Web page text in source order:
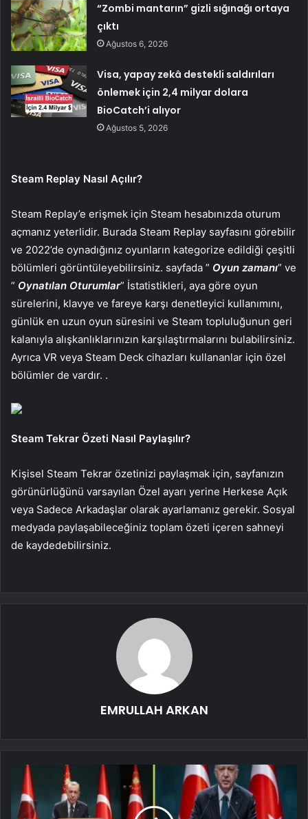
“Zombi mantarın” gizli sığınağı ortaya
çıktı
Ağustos 6, 2026
Visa, yapay zekâ destekli saldırıları
önlemek için 2,4 milyar dolara
BioCatch’i alıyor
Ağustos 5, 2026
Steam Replay Nasıl Açılır?
Steam Replay’e erişmek için Steam hesabınızda oturum
açmanız yeterlidir. Burada Steam Replay sayfasını görebilir
ve 2022’de oynadığınız oyunların kategorize edildiği çeşitli
bölümleri görüntüleyebilirsiniz. sayfada ” Oyun zamanı” ve
” Oynatılan Oturumlar” İstatistikleri, aya göre oyun
sürelerini, klavye ve fareye karşı denetleyici kullanımını,
günlük en uzun oyun süresini ve Steam topluluğunun geri
kalanıyla alışkanlıklarınızın karşılaştırmalarını bulabilirsiniz.
Ayrıca VR veya Steam Deck cihazları kullananlar için özel
bölümler de vardır. .
Steam Tekrar Özeti Nasıl Paylaşılır?
Kişisel Steam Tekrar özetinizi paylaşmak için, sayfanızın
görünürlüğünü varsayılan Özel ayarı yerine Herkese Açık
veya Sadece Arkadaşlar olarak ayarlamanız gerekir. Sosyal
medyada paylaşabileceğiniz toplam özeti içeren sahneyi
de kaydedebilirsiniz.
EMRULLAH ARKAN